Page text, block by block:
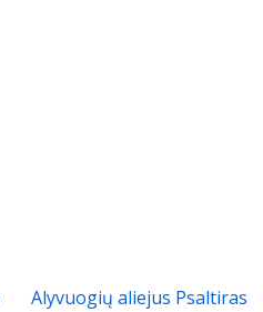
Alyvuogių aliejus Psaltiras